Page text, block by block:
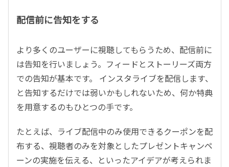
配信前に告知をする
より多くのユーザーに視聴してもらうため、配信前に
は告知を行いましょう。フィードとストーリーズ両方
での告知が基本です。 インスタライブを配信します、
と告知するだけでは弱いかもしれないため、何か特典
を用意するのもひとつの手です。
たとえば、ライブ配信中のみ使用できるクーポンを配
布する、視聴者のみを対象としたプレゼントキャンペ
ーンの実施を伝える、といったアイデアが考えられま